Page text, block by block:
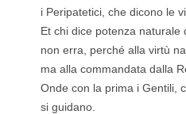
i Peripatetici, che dicono le
Et chi dice potenza naturale
non erra, perché alla virtù
ma alla commandata dalla
Onde con la prima i Gentili,
si guidano.